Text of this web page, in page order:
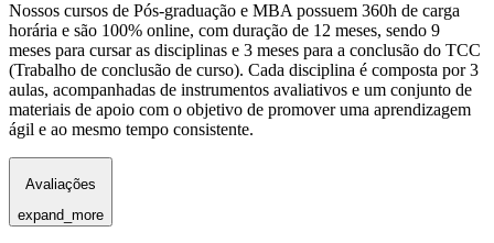
Nossos cursos de Pós-graduação e MBA possuem 360h de carga
horária e são 100% online, com duração de 12 meses, sendo 9
meses para cursar as disciplinas e 3 meses para a conclusão do TCC
(Trabalho de conclusão de curso). Cada disciplina é composta por 3
aulas, acompanhadas de instrumentos avaliativos e um conjunto de
materiais de apoio com o objetivo de promover uma aprendizagem
ágil e ao mesmo tempo consistente.
Avaliações
expand_more